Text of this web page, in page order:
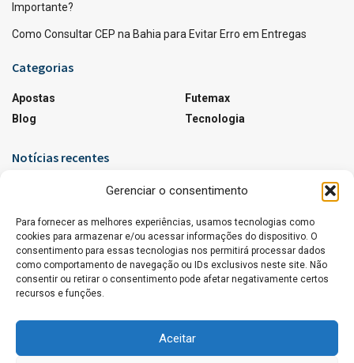
Gerenciar o consentimento
Para fornecer as melhores experiências, usamos tecnologias como
cookies para armazenar e/ou acessar informações do dispositivo. O
consentimento para essas tecnologias nos permitirá processar dados
como comportamento de navegação ou IDs exclusivos neste site. Não
consentir ou retirar o consentimento pode afetar negativamente certos
recursos e funções.
Aceitar
Importante?
Como Consultar CEP na Bahia para Evitar Erro em Entregas
Categorias
Apostas
Blog
Futemax
Tecnologia
Notícias recentes
Agentes de IA Disfarçados: Riscos e Como se
17 DE JUNHO DE 2026
Horário Oficial em Notícias Regionais: Por Que Ele
É Tão Importante?